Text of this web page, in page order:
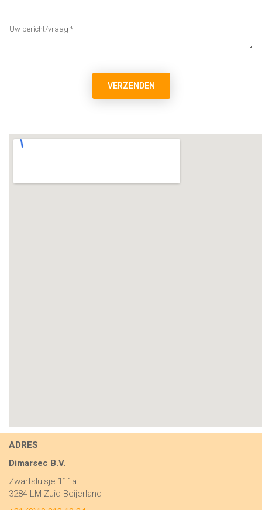
VERZENDEN
ADRES
Dimarsec B.V.
Zwartsluisje 111a
3284 LM Zuid-Beijerland